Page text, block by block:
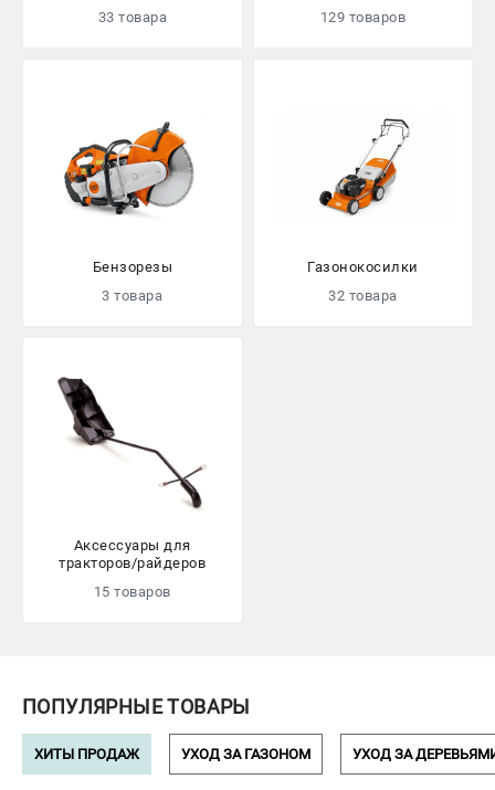
СЕРВИС
МАГАЗИНЫ
СРАВНЕНИЕ ( 0
Сервисный центр
ИНФОРМАЦИЯ
О компании
Способы оплаты
Правила обмена и возврата
Пользовательское соглашение
САДОВАЯ ТЕХНИКА
33 товара
129 товаров
Бензорезы
3 товара
Газонокосилки
32 товара
Аксессуары для
тракторов/райдеров
15 товаров
ПОПУЛЯРНЫЕ ТОВАРЫ
ХИТЫ ПРОДАЖ УХОД ЗА ГАЗОНОМ УХОД ЗА